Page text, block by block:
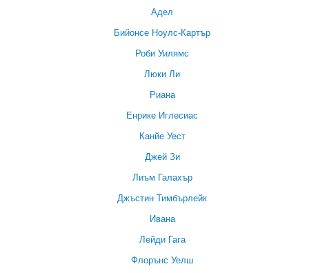
Адел
Бийонсе Ноулс-Картър
Роби Уилямс
Люки Ли
Риана
Енрике Иглесиас
Канйе Уест
Джей Зи
Лиъм Галахър
Джъстин Тимбърлейк
Ивана
Лейди Гага
Флорънс Уелш